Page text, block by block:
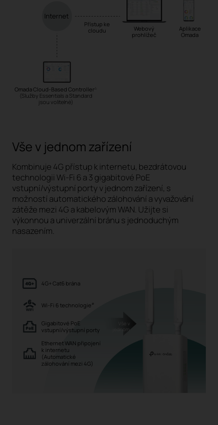
Přístup ke
cloudu
Webový
prohlížeč
Aplikace
Omada
Internet
Omada Cloud-Based Controller
(Služby Essentials a Standard
jsou volitelné)
Vše v jednom zařízení
Kombinuje 4G přístup k internetu, bezdrátovou
technologii Wi-Fi 6 a 3 gigabitové PoE
vstupní/výstupní porty v jednom zařízení, s
možností automatického zálohování a vyvažování
zátěže mezi 4G a kabelovým WAN. Užijte si
výkonnou a univerzální bránu s jednoduchým
nasazením.
4G+ Cat6 brána
Wi-Fi 6 technologie #
Gigabitové PoE
vstupní/výstupní porty
Ethernet WAN připojení
k internetu
(Automatické
zálohování mezi 4G)
Vše v
jednom